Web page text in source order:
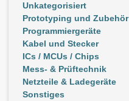
Unkategorisiert
Prototyping und Zubehör
Programmiergeräte
Kabel und Stecker
ICs / MCUs / Chips
Mess- & Prüftechnik
Netzteile & Ladegeräte
Sonstiges